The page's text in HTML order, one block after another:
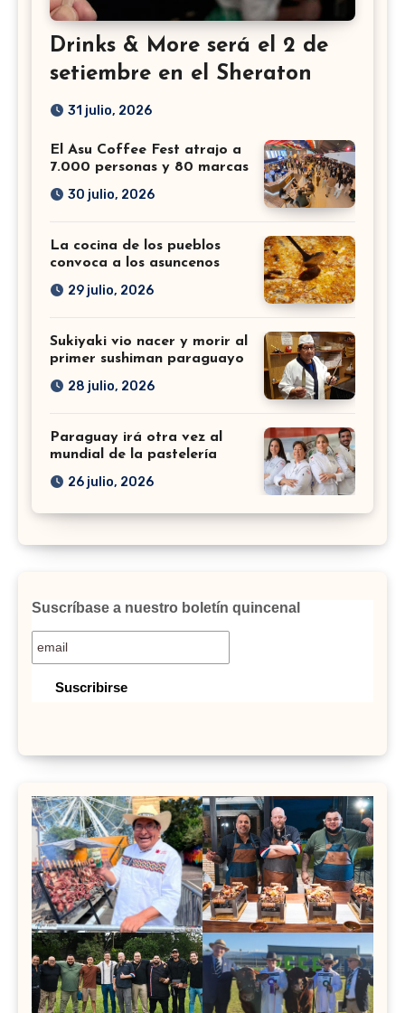
Drinks & More será el 2 de
setiembre en el Sheraton
31 julio, 2026
El Asu Coffee Fest atrajo a
7.000 personas y 80 marcas
30 julio, 2026
La cocina de los pueblos
convoca a los asuncenos
29 julio, 2026
Sukiyaki vio nacer y morir al
primer sushiman paraguayo
28 julio, 2026
Paraguay irá otra vez al
mundial de la pastelería
26 julio, 2026
Suscríbase a nuestro boletín quincenal